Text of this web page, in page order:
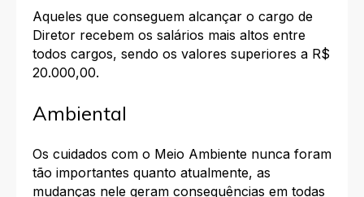
Aqueles que conseguem alcançar o cargo de
Diretor recebem os salários mais altos entre
todos cargos, sendo os valores superiores a R$
20.000,00.
Ambiental
Os cuidados com o Meio Ambiente nunca foram
tão importantes quanto atualmente, as
mudanças nele geram consequências em todas